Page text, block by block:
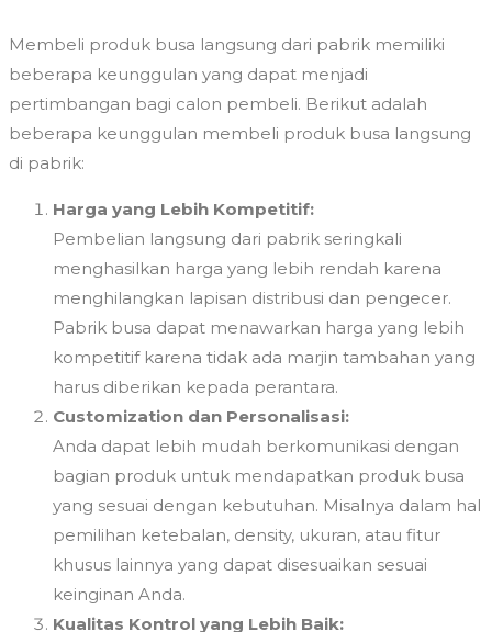
Membeli produk busa langsung dari pabrik memiliki
beberapa keunggulan yang dapat menjadi
pertimbangan bagi calon pembeli. Berikut adalah
beberapa keunggulan membeli produk busa langsung
di pabrik:
Harga yang Lebih Kompetitif:
Pembelian langsung dari pabrik seringkali
menghasilkan harga yang lebih rendah karena
menghilangkan lapisan distribusi dan pengecer.
Pabrik busa dapat menawarkan harga yang lebih
kompetitif karena tidak ada marjin tambahan yang
harus diberikan kepada perantara.
Customization dan Personalisasi:
Anda dapat lebih mudah berkomunikasi dengan
bagian produk untuk mendapatkan produk busa
yang sesuai dengan kebutuhan. Misalnya dalam hal
pemilihan ketebalan, density, ukuran, atau fitur
khusus lainnya yang dapat disesuaikan sesuai
keinginan Anda.
Kualitas Kontrol yang Lebih Baik: